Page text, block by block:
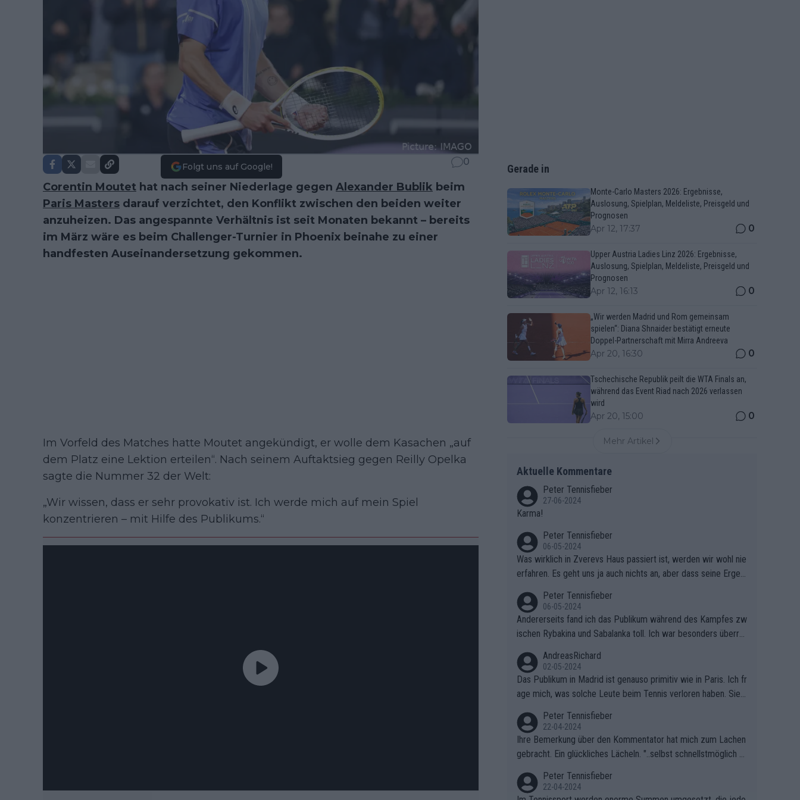
Folgt uns auf Google! 0
Corentin Moutet hat nach seiner Niederlage gegen Alexander Bublik beim
Paris Masters darauf verzichtet, den Konflikt zwischen den beiden weiter
anzuheizen. Das angespannte Verhältnis ist seit Monaten bekannt – bereits
im März wäre es beim Challenger-Turnier in Phoenix beinahe zu einer
handfesten Auseinandersetzung gekommen.
Im Vorfeld des Matches hatte Moutet angekündigt, er wolle dem Kasachen „auf
dem Platz eine Lektion erteilen“. Nach seinem Auftaktsieg gegen Reilly Opelka
sagte die Nummer 32 der Welt:
„Wir wissen, dass er sehr provokativ ist. Ich werde mich auf mein Spiel
konzentrieren – mit Hilfe des Publikums.“
Gerade in
Monte-Carlo Masters 2026: Ergebnisse,
Auslosung, Spielplan, Meldeliste, Preisgeld und
Prognosen
Apr 12, 17:37 0
Upper Austria Ladies Linz 2026: Ergebnisse,
Auslosung, Spielplan, Meldeliste, Preisgeld und
Prognosen
Apr 12, 16:13 0
„Wir werden Madrid und Rom gemeinsam
spielen“: Diana Shnaider bestätigt erneute
Doppel-Partnerschaft mit Mirra Andreeva
Apr 20, 16:30 0
Tschechische Republik peilt die WTA Finals an,
während das Event Riad nach 2026 verlassen
wird
Apr 20, 15:00 0
Mehr Artikel
Aktuelle Kommentare
Peter Tennisfieber
27-06-2024
Karma!
Peter Tennisfieber
06-05-2024
Was wirklich in Zverevs Haus passiert ist, werden wir wohl nie
erfahren. Es geht uns ja auch nichts an, aber dass seine Ergeb
Peter Tennisfieber
06-05-2024
Andererseits fand ich das Publikum während des Kampfes zw
ischen Rybakina und Sabalanka toll. Ich war besonders überras
AndreasRichard
02-05-2024
Das Publikum in Madrid ist genauso primitiv wie in Paris. Ich fr
age mich, was solche Leute beim Tennis verloren haben. Sie s
ben.
Peter Tennisfieber
22-04-2024
Ihre Bemerkung über den Kommentator hat mich zum Lachen
gebracht. Ein glückliches Lächeln. "..selbst schnellstmöglich na
Peter Tennisfieber
22-04-2024